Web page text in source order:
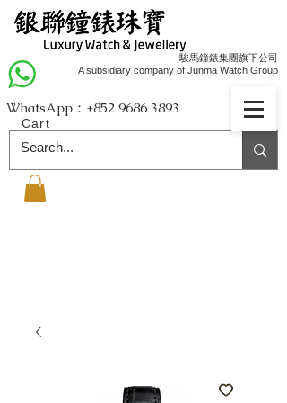
駿馬鐘錶集團旗下公司
A subsidiary company of Junma Watch Group
Cart
WhatsApp：+852 9686 3893